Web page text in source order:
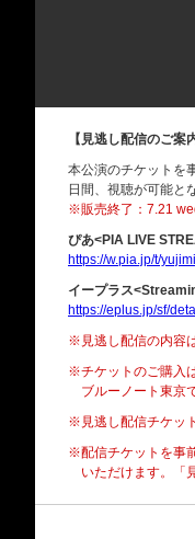
【見逃し配信のご案
本公演のチケットを
日間、視聴が可能と
※販売終了：7.21
ぴあ<PIA LIVE
https://w.pia.jp/t/
イープラス
https://eplus.jp/sf/
※見逃し配信の内容
※チケットのご購入
ブルーノート東京
※見逃し配信チケッ
※配信チケットを事
いただけます。「